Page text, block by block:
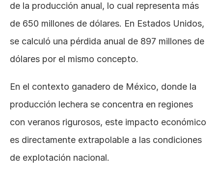
de la producción anual, lo cual representa más
de 650 millones de dólares. En Estados Unidos,
se calculó una pérdida anual de 897 millones de
dólares por el mismo concepto.
En el contexto ganadero de México, donde la
producción lechera se concentra en regiones
con veranos rigurosos, este impacto económico
es directamente extrapolable a las condiciones
de explotación nacional.